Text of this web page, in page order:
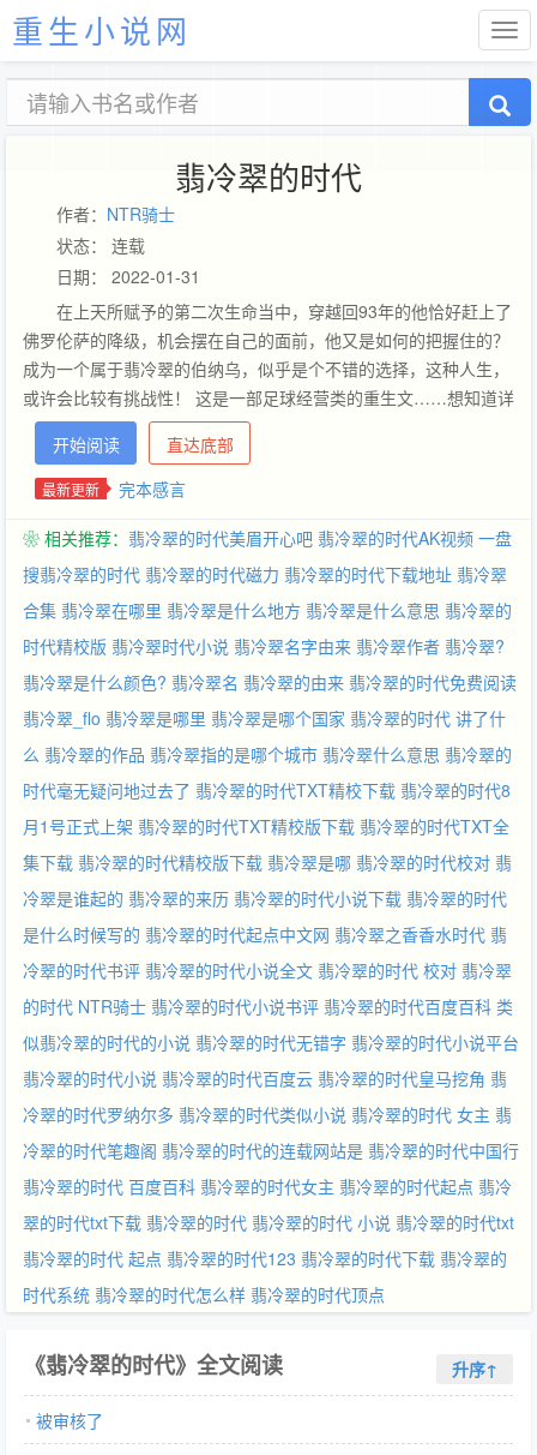
重生小说网
翡冷翠的时代
作者： NTR骑士
状态： 连载
日期： 2022-01-31
在上天所赋予的第二次生命当中，穿越回93年的他恰好赶上了
佛罗伦萨的降级，机会摆在自己的面前，他又是如何的把握住的？
成为一个属于翡冷翠的伯纳乌，似乎是个不错的选择，这种人生，
或许会比较有挑战性！ 这是一部足球经营类的重生文……想知道详
情的话，请入内一观！
开始阅读 直达底部
最新更新 完本感言
❀ 相关推荐： 翡冷翠的时代美眉开心吧 翡冷翠的时代AK视频 一盘
搜翡冷翠的时代 翡冷翠的时代磁力 翡冷翠的时代下载地址 翡冷翠
合集 翡冷翠在哪里 翡冷翠是什么地方 翡冷翠是什么意思 翡冷翠的
时代精校版 翡冷翠时代小说 翡冷翠名字由来 翡冷翠作者 翡冷翠?
翡冷翠是什么颜色? 翡冷翠名 翡冷翠的由来 翡冷翠的时代免费阅读
翡冷翠_flo 翡冷翠是哪里 翡冷翠是哪个国家 翡冷翠的时代 讲了什
么 翡冷翠的作品 翡冷翠指的是哪个城市 翡冷翠什么意思 翡冷翠的
时代毫无疑问地过去了 翡冷翠的时代TXT精校下载 翡冷翠的时代8
月1号正式上架 翡冷翠的时代TXT精校版下载 翡冷翠的时代TXT全
集下载 翡冷翠的时代精校版下载 翡冷翠是哪 翡冷翠的时代校对 翡
冷翠是谁起的 翡冷翠的来历 翡冷翠的时代小说下载 翡冷翠的时代
是什么时候写的 翡冷翠的时代起点中文网 翡冷翠之香香水时代 翡
冷翠的时代书评 翡冷翠的时代小说全文 翡冷翠的时代 校对 翡冷翠
的时代 NTR骑士 翡冷翠的时代小说书评 翡冷翠的时代百度百科 类
似翡冷翠的时代的小说 翡冷翠的时代无错字 翡冷翠的时代小说平台
翡冷翠的时代小说 翡冷翠的时代百度云 翡冷翠的时代皇马挖角 翡
冷翠的时代罗纳尔多 翡冷翠的时代类似小说 翡冷翠的时代 女主 翡
冷翠的时代笔趣阁 翡冷翠的时代的连载网站是 翡冷翠的时代中国行
翡冷翠的时代 百度百科 翡冷翠的时代女主 翡冷翠的时代起点 翡冷
翠的时代txt下载 翡冷翠的时代 翡冷翠的时代 小说 翡冷翠的时代txt
翡冷翠的时代 起点 翡冷翠的时代123 翡冷翠的时代下载 翡冷翠的
时代系统 翡冷翠的时代怎么样 翡冷翠的时代顶点
《翡冷翠的时代》全文阅读 升序↑
被审核了